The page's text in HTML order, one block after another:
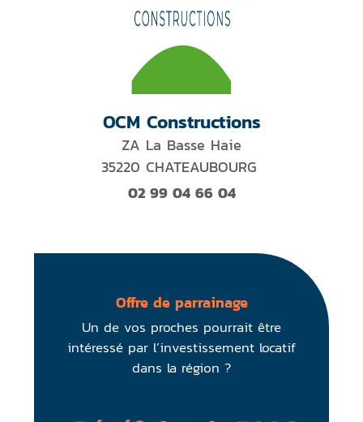
OCM Constructions
ZA La Basse Haie
35220 CHATEAUBOURG
02 99 04 66 04
Offre de parrainage
Un de vos proches pourrait être
intéressé par l’investissement locatif
dans la région ?